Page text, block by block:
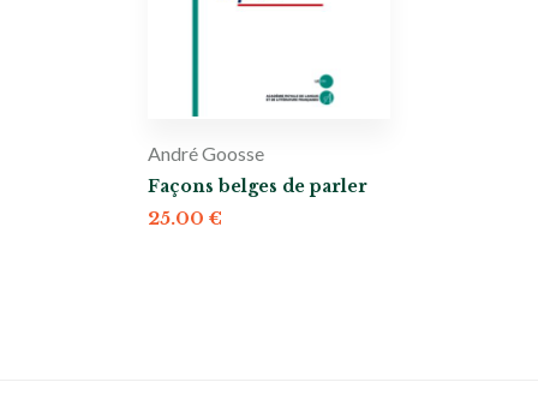
André Goosse
Façons belges de parler
25.00€